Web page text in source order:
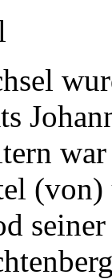
(von)